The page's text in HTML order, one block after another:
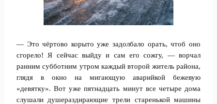
— Это чёртово корыто уже задолбало орать, чтоб оно
сгорело! Я сейчас выйду и сам его сожгу, — ворчал
ранним субботним утром каждый второй житель района,
глядя в окно на мигающую аварийкой бежевую
«девятку». Вот уже пятнадцать минут все четыре дома
слушали душераздирающие трели старенькой машины